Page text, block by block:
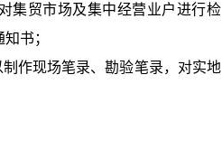
集贸市场及集中经营业户进行检
书；
作现场笔录、勘验笔录，对实地